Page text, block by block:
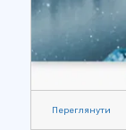
Переглянути